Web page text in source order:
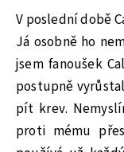
V poslední době
Já osobně ho
jsem fanoušek
postupně
pít krev.
proti mému